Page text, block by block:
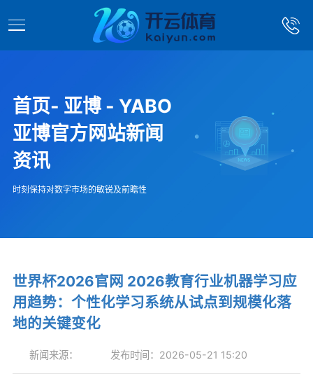
首页- 亚博 - YABO
亚博官方网站新闻
资讯
时刻保持对数字市场的敏锐及前瞻性
世界杯2026官网 2026教育行业机器学习应
用趋势：个性化学习系统从试点到规模化落
地的关键变化
新闻来源： 发布时间：2026-05-21 15:20